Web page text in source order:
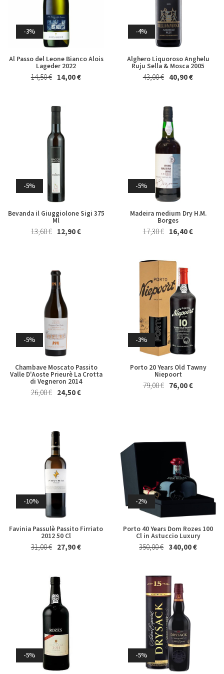
-3%
Al Passo del Leone Bianco Alois
Lageder 2022
14,50 € 14,00 €
-4%
Alghero Liquoroso Anghelu
Ruju Sella & Mosca 2005
43,00 € 40,90 €
-5%
Bevanda il Giuggiolone Sigi 375
Ml
13,60 € 12,90 €
-5%
Madeira medium Dry H.M.
Borges
17,30 € 16,40 €
-5%
Chambave Moscato Passito
Valle D'Aoste Prieurè La Crotta
di Vegneron 2014
26,00 € 24,50 €
-3%
Porto 20 Years Old Tawny
Niepoort
79,00 € 76,00 €
-10%
Favinia Passulè Passito Firriato
2012 50 Cl
31,00 € 27,90 €
-2%
Porto 40 Years Dom Rozes 100
Cl in Astuccio Luxury
350,00 € 340,00 €
-5% -5%
Whisky & Whiskey